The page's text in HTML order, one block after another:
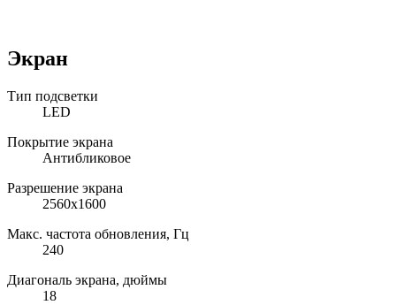
Экран
Тип подсветки
LED
Покрытие экрана
Антибликовое
Разрешение экрана
2560x1600
Макс. частота обновления, Гц
240
Диагональ экрана, дюймы
18